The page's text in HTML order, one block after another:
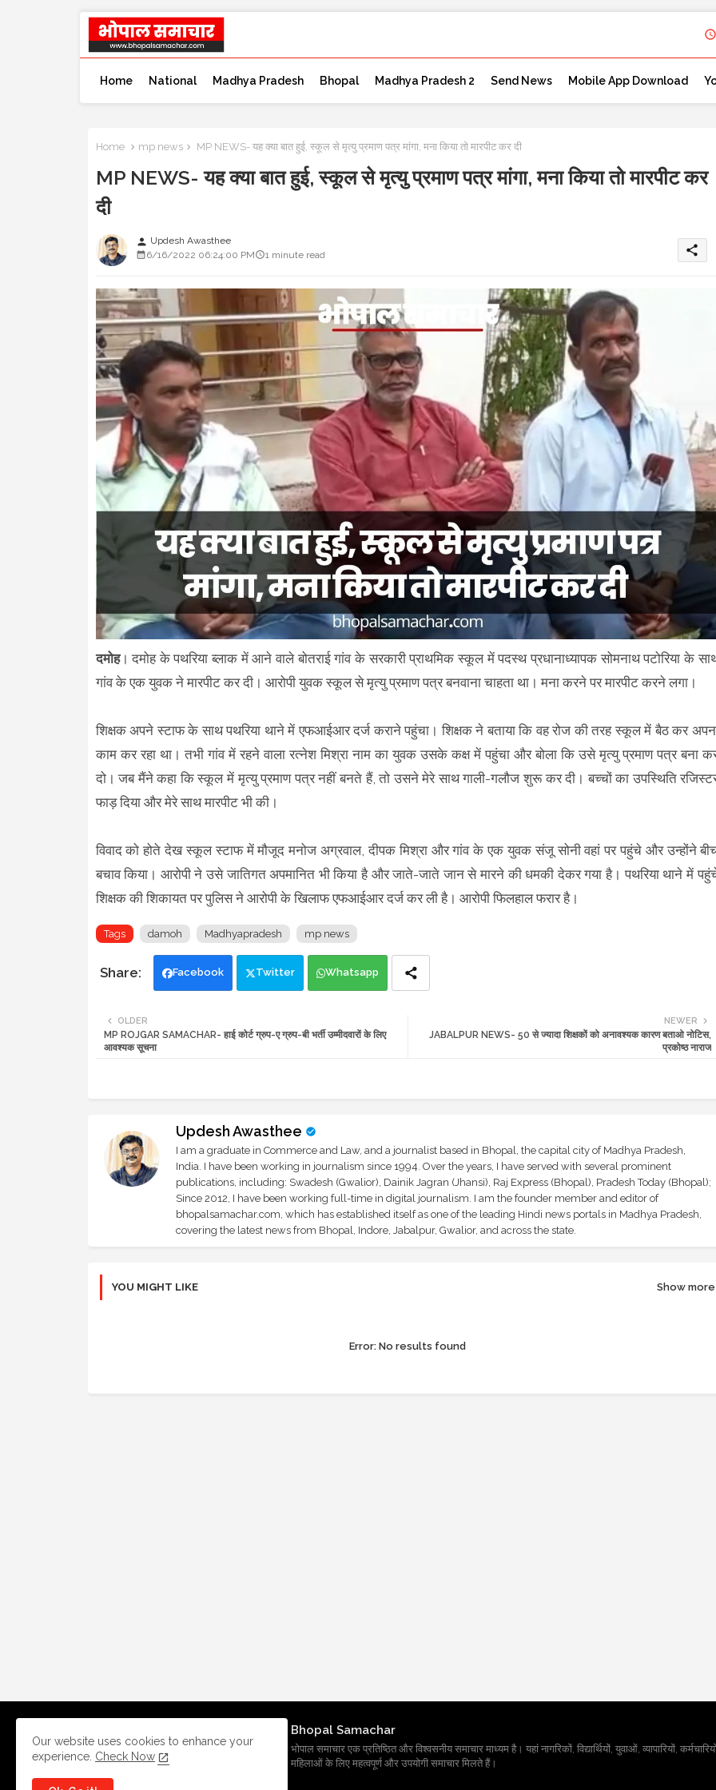
Home National Madhya Pradesh Bhopal Madhya Pradesh 2 Send News Mobile App Download
Home mp news MP NEWS- यह क्या बात हुई, स्कूल से मृत्यु प्रमाण पत्र मांगा, मना किया तो मारपीट कर दी
MP NEWS- यह क्या बात हुई, स्कूल से मृत्यु प्रमाण पत्र मांगा, मना किया तो मारपीट कर
दी
person Updesh Awasthee
6/16/2022 06:24:00 PM
1 minute read share
दमोह। दमोह के पथरिया ब्लाक में आने वाले बोतराई गांव के सरकारी प्राथमिक स्कूल में पदस्थ प्रधानाध्यापक सोमनाथ पटोरिया के
गांव के एक युवक ने मारपीट कर दी। आरोपी युवक स्कूल से मृत्यु प्रमाण पत्र बनवाना चाहता था। मना करने पर मारपीट करने लगा।
शिक्षक अपने स्टाफ के साथ पथरिया थाने में एफआईआर दर्ज कराने पहुंचा। शिक्षक ने बताया कि वह रोज की तरह स्कूल में बैठ कर
काम कर रहा था। तभी गांव में रहने वाला रत्नेश मिश्रा नाम का युवक उसके कक्ष में पहुंचा और बोला कि उसे मृत्यु प्रमाण पत्र बना
दो। जब मैंने कहा कि स्कूल में मृत्यु प्रमाण पत्र नहीं बनते हैं, तो उसने मेरे साथ गाली-गलौज शुरू कर दी। बच्चों का उपस्थिति
फाड़ दिया और मेरे साथ मारपीट भी की।
विवाद को होते देख स्कूल स्टाफ में मौजूद मनोज अग्रवाल, दीपक मिश्रा और गांव के एक युवक संजू सोनी वहां पर पहुंचे और उन्होंने
बचाव किया। आरोपी ने उसे जातिगत अपमानित भी किया है और जाते-जाते जान से मारने की धमकी देकर गया है। पथरिया थाने में
शिक्षक की शिकायत पर पुलिस ने आरोपी के खिलाफ एफआईआर दर्ज कर ली है। आरोपी फिलहाल फरार है।
Tags damoh Madhyapradesh mp news
Facebook Twitter Whatsapp
NEWER
JABALPUR NEWS- 50 से ज्यादा शिक्षकों को अनावश्यक कारण बताओ नोटिस,
प्रकोष्ठ नाराज
OLDER
MP ROJGAR SAMACHAR- हाई कोर्ट ग्रुप-ए ग्रुप-बी भर्ती उम्मीदवारों के लिए
आवश्यक सूचना
Updesh Awasthee
I am a graduate in Commerce and Law, and a journalist based in Bhopal, the capital city of Madhya Pradesh,
India. I have been working in journalism since 1994. Over the years, I have served with several prominent
publications, including: Swadesh (Gwalior), Dainik Jagran (Jhansi), Raj Express (Bhopal), Pradesh Today (Bhopal);
Since 2012, I have been working full-time in digital journalism. I am the founder member and editor of
bhopalsamachar.com, which has established itself as one of the leading Hindi news portals in Madhya Pradesh,
covering the latest news from Bhopal, Indore, Jabalpur, Gwalior, and across the state.
YOU MIGHT LIKE Show more
Error:No results found
Bhopal Samachar
भोपाल समाचार एक प्रतिष्ठित और विश्वसनीय समाचार माध्यम है। यहां नागरिकों, विद्यार्थियों, युवाओं, व्यापारियों,
महिलाओं के लिए महत्वपूर्ण और उपयोगी समाचार मिलते हैं।
Our website uses cookies to enhance your
experience. Check Now